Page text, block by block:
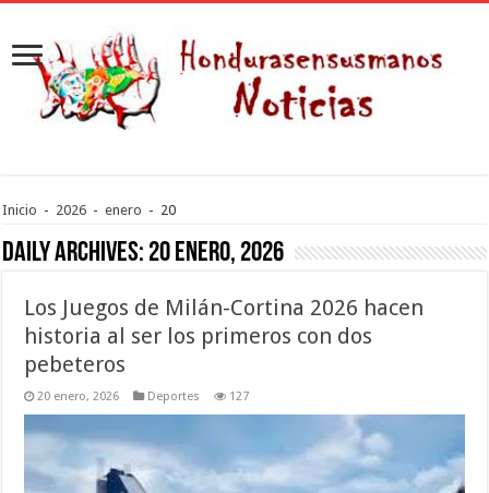
Inicio - 2026 - enero - 20
Daily Archives: 20 enero, 2026
Los Juegos de Milán-Cortina 2026 hacen
historia al ser los primeros con dos
pebeteros
20 enero, 2026 Deportes 127